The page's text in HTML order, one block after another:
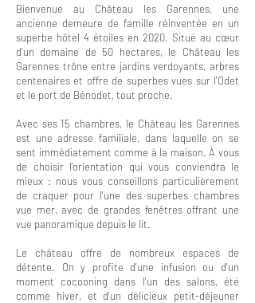
Bienvenue au Château les Garennes, une
ancienne demeure de famille réinventée en un
superbe hôtel 4 étoiles en 2020. Situé au cœur
d'un domaine de 50 hectares, le Château les
Garennes trône entre jardins verdoyants, arbres
centenaires et offre de superbes vues sur l'Odet
et le port de Bénodet, tout proche.
Avec ses 15 chambres, le Château les Garennes
est une adresse familiale, dans laquelle on se
sent immédiatement comme à la maison. À vous
de choisir l'orientation qui vous conviendra le
mieux : nous vous conseillons particulièrement
de craquer pour l'une des superbes chambres
vue mer, avec de grandes fenêtres offrant une
vue panoramique depuis le lit.
Le château offre de nombreux espaces de
détente. On y profite d'une infusion ou d'un
moment cocooning dans l'un des salons, été
comme hiver, et d'un délicieux petit-déjeuner